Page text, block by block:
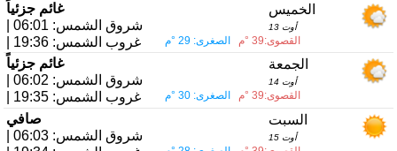
الخميس
13 أوت
غائم جزئياً
القصوى:39 °م
| شروق الشمس: 06:01
الصغرى: 29 °م
| غروب الشمس: 19:36
الجمعة
14 أوت
غائم جزئياً
القصوى:39 °م
| شروق الشمس: 06:02
الصغرى: 30 °م
| غروب الشمس: 19:35
السبت
15 أوت
صافي
| شروق الشمس: 06:03